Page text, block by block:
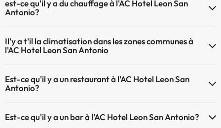
est-ce qu'il y a du chauffage à l'AC Hotel Leon San
Antonio?
zones communes
Il'y a t'il la climatisation dans les zones communes à
l'AC Hotel Leon San Antonio
Antonio
Est-ce qu'il y a un restaurant à l'AC Hotel Leon San
Antonio?
Est-ce qu'il y a un bar à l'AC Hotel Leon San Antonio?